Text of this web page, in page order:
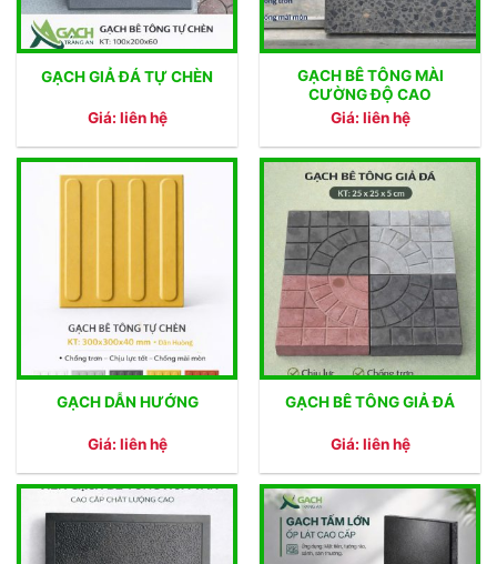
GẠCH GIẢ ĐÁ TỰ CHÈN
Giá: liên hệ
GẠCH BÊ TÔNG MÀI
CƯỜNG ĐỘ CAO
Giá: liên hệ
GẠCH DẪN HƯỚNG
Giá: liên hệ
GẠCH BÊ TÔNG GIẢ ĐÁ
Giá: liên hệ